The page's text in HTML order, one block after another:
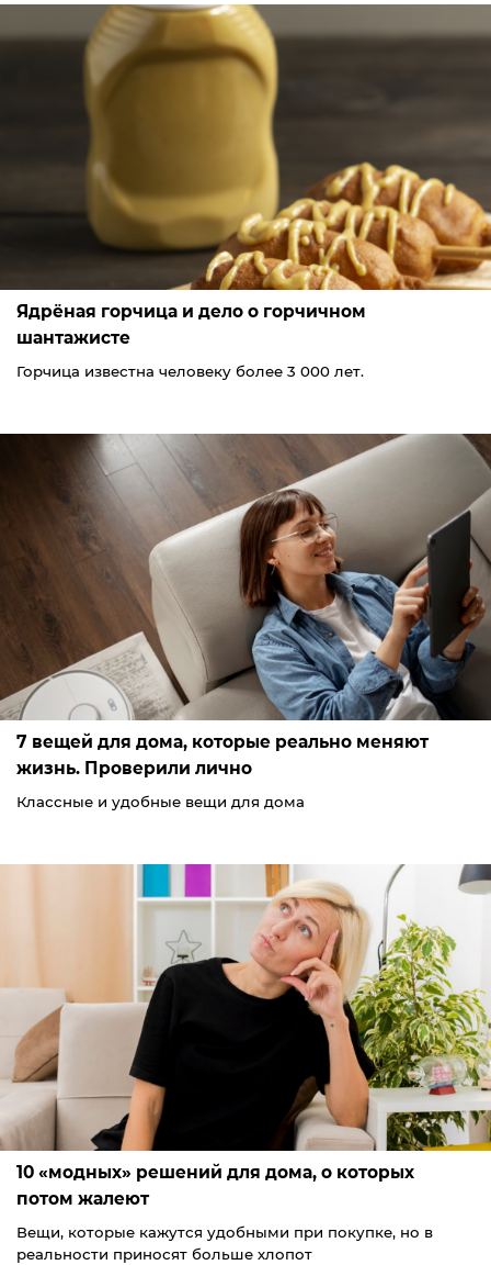
Ядрёная горчица и дело о горчичном
шантажисте
Горчица известна человеку более 3 000 лет.
7 вещей для дома, которые реально меняют
жизнь. Проверили лично
Классные и удобные вещи для дома
10 «модных» решений для дома, о которых
потом жалеют
Вещи, которые кажутся удобными при покупке, но в
реальности приносят больше хлопот